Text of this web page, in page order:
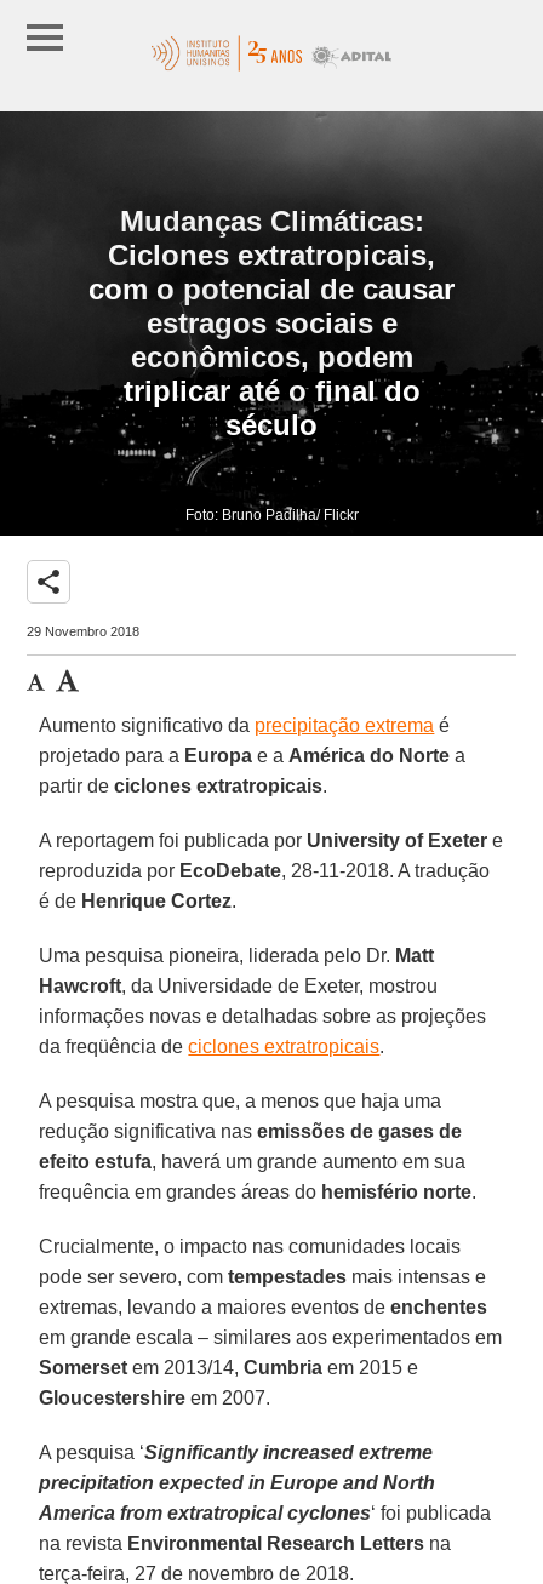
Mudanças Climáticas:
Ciclones extratropicais,
com o potencial de causar
estragos sociais e
econômicos, podem
triplicar até o final do
século
Foto: Bruno Padilha/ Flickr
share
29 Novembro 2018
Aumento significativo da precipitação extrema é
projetado para a Europa e a América do Norte a
partir deciclones extratropicais.
A reportagem foi publicada por University of Exeter e
reproduzida por EcoDebate, 28-11-2018. A tradução
é de Henrique Cortez.
Uma pesquisa pioneira, liderada pelo Dr. Matt
Hawcroft, da Universidade de Exeter, mostrou
informações novas e detalhadas sobre as projeções
da freqüência deciclones extratropicais.
A pesquisa mostra que, a menos que haja uma
redução significativa nasemissões de gases de
efeito estufa, haverá um grande aumento em sua
frequência em grandes áreas do hemisfério norte.
Crucialmente, o impacto nas comunidades locais
pode ser severo, comtempestades mais intensas e
extremas, levando a maiores eventos deenchentes
em grande escala – similares aos experimentados em
Somerset em 2013/14,Cumbria em 2015 e
Gloucestershire em 2007.
A pesquisa ‘Significantly increased extreme
precipitation expected in Europe and North
America from extratropical cyclones‘ foi publicada
na revista Environmental Research Letters na
terça-feira, 27 de novembro de 2018.